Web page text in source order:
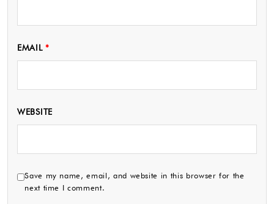
EMAIL*
WEBSITE
Save my name, email, and website in this browser for the
next time I comment.